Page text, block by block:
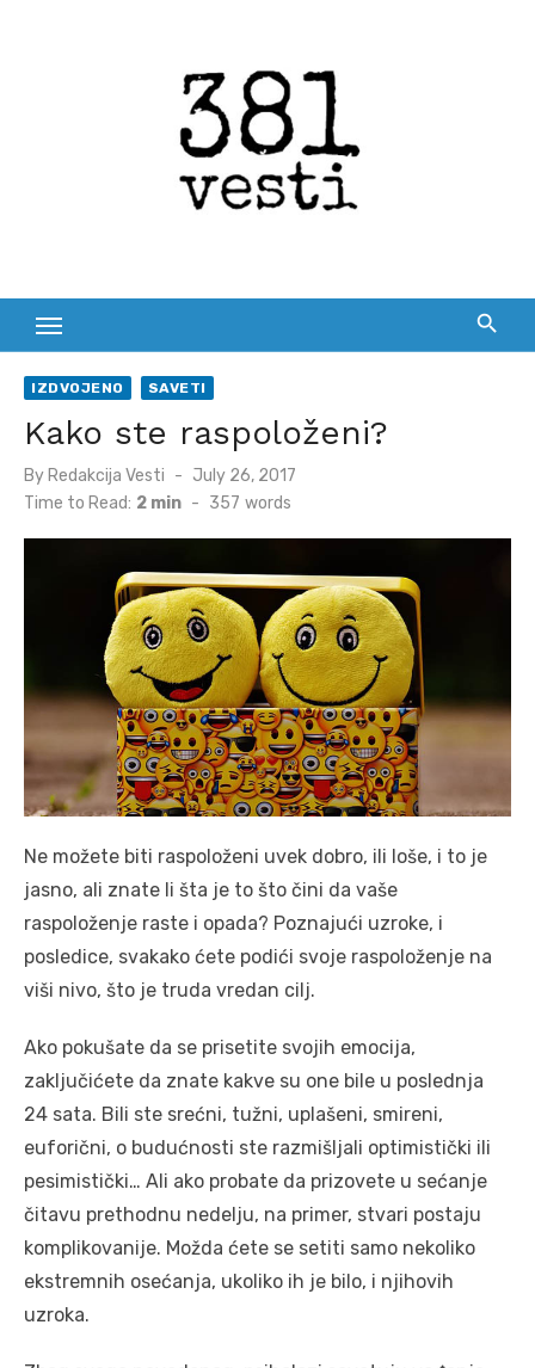
IZDVOJENO SAVETI
Kako ste raspoloženi?
By Redakcija Vesti
Posted
July 26, 2017
Time to Read: 2 min - 357 words
Ne možete biti raspoloženi uvek dobro, ili loše, i to je
jasno, ali znate li šta je to što čini da vaše
raspoloženje raste i opada? Poznajući uzroke, i
posledice, svakako ćete podići svoje raspoloženje na
viši nivo, što je truda vredan cilj.
Ako pokušate da se prisetite svojih emocija,
zaključićete da znate kakve su one bile u poslednja
24 sata. Bili ste srećni, tužni, uplašeni, smireni,
euforični, o budućnosti ste razmišljali optimistički ili
pesimistički… Ali ako probate da prizovete u sećanje
čitavu prethodnu nedelju, na primer, stvari postaju
komplikovanije. Možda ćete se setiti samo nekoliko
ekstremnih osećanja, ukoliko ih je bilo, i njihovih
uzroka.